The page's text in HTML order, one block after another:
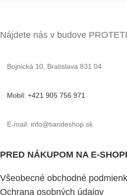
Nájdete nás v budove
Bojnická 10, Bratislava 831 04
Mobil: +421 905 756 971
E-mail: info@tiandeshop.sk
PRED NÁKUPOM NA E-
Všeobecné obchodné
Ochrana osobných údajov